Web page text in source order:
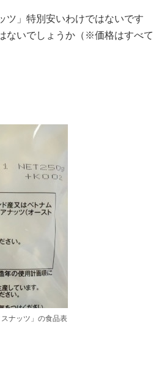
ツ」特別安いわけではないです
ないでしょうか（※価格はすべて
ナッツ」の食品表